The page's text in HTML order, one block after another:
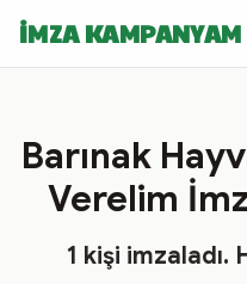
İMZA KAMPANYAM
Barınak
Verelim
1 kişi imzaladı.